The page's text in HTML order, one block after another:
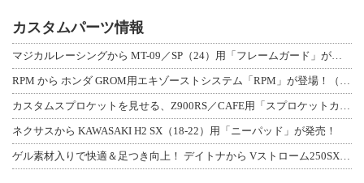
カスタムパーツ情報
ネクサスから KAWASAKI H2 SX（18-22）用「ニーパッド」が発売！